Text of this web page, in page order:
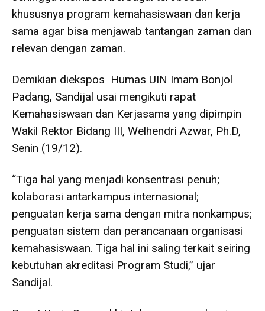
khususnya program kemahasiswaan dan kerja
sama agar bisa menjawab tantangan zaman dan
relevan dengan zaman.
Demikian diekspos Humas UIN Imam Bonjol
Padang, Sandijal usai mengikuti rapat
Kemahasiswaan dan Kerjasama yang dipimpin
Wakil Rektor Bidang III, Welhendri Azwar, Ph.D,
Senin (19/12).
“Tiga hal yang menjadi konsentrasi penuh;
kolaborasi antarkampus internasional;
penguatan kerja sama dengan mitra nonkampus;
penguatan sistem dan perancanaan organisasi
kemahasiswaan. Tiga hal ini saling terkait seiring
kebutuhan akreditasi Program Studi,” ujar
Sandijal.